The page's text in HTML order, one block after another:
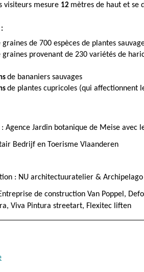
visiteurs mesure 12 mètres de haut et se
graines de 700 espèces de plantes
graines provenant de 230 variétés de
de bananiers sauvages
de plantes cupricoles (qui affectionnent
Agence Jardin botanique de Meise avec
Bedrijf en Toerisme Vlaanderen
: NU architectuuratelier & Archipelago
de construction Van Poppel,
Viva Pintura streetart, Flexitec liften